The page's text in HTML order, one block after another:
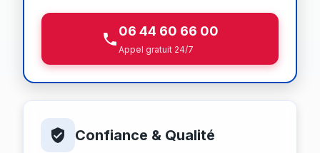
06 44 60 66 00
Appel gratuit 24/7
Confiance & Qualité